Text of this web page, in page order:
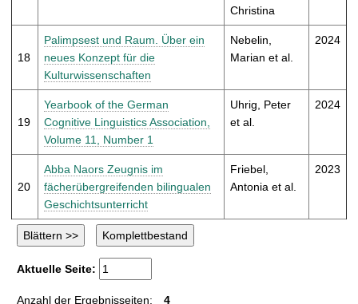
Christina
18
Palimpsest und Raum. Über ein
neues Konzept für die
Kulturwissenschaften
Nebelin,
Marian et al.
2024
19
Yearbook of the German
Cognitive Linguistics Association,
Volume 11, Number 1
Uhrig, Peter
et al.
2024
20
Abba Naors Zeugnis im
fächerübergreifenden bilingualen
Geschichtsunterricht
Friebel,
Antonia et al.
2023
Aktuelle Seite:
Anzahl der Ergebnisseiten: 4